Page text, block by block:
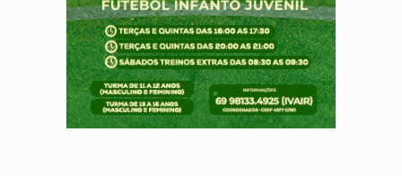
TEMAS SOCIOAMBIENTAIS:Em Itapuã do Oeste, CINEMAZÔNIA leva cinema
PREVISÃO:Interior de Rondônia terá sábado (8) de calor intenso
INFRAESTRUTURA:Após quase 30 anos de espera, asfalto chega ao
A ILHA:Coreografia de Rondônia estreia na programação do Festival de